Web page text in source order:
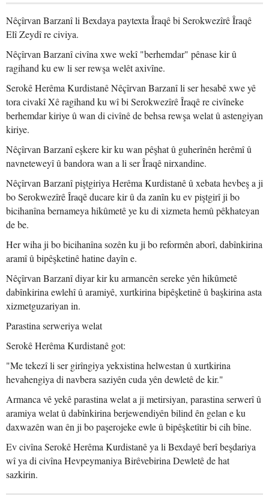
Nêçîrvan Barzanî li Bexdaya paytexta Îraqê bi Serokwezîrê Îraqê
Elî Zeydî re civiya.
Nêçîrvan Barzanî civîna xwe wekî "berhemdar" pênase kir û
ragihand ku ew li ser rewşa welêt axivîne.
Serokê Herêma Kurdistanê Nêçîrvan Barzanî li ser hesabê xwe yê
tora civakî Xê ragihand ku wî bi Serokwezîrê Îraqê re civîneke
berhemdar kiriye û wan di civînê de behsa rewşa welat û astengiyan
kiriye.
Nêçîrvan Barzanî eşkere kir ku wan pêşhat û guherînên herêmî û
navneteweyî û bandora wan a li ser Îraqê nirxandine.
Nêçîrvan Barzanî piştgiriya Herêma Kurdistanê û xebata hevbeş a ji
bo Serokwezîrê Îraqê ducare kir û da zanîn ku ev piştgirî ji bo
bicihanîna bernameya hikûmetê ye ku di xizmeta hemû pêkhateyan
de be.
Her wiha ji bo bicihanîna sozên ku ji bo reformên aborî, dabînkirina
aramî û bipêşketinê hatine dayîn e.
Nêçîrvan Barzanî diyar kir ku armancên sereke yên hikûmetê
dabînkirina ewlehî û aramiyê, xurtkirina bipêşketinê û başkirina asta
xizmetguzariyan in.
Parastina serweriya welat
Serokê Herêma Kurdistanê got:
"Me tekezî li ser girîngiya yekxistina helwestan û xurtkirina
hevahengiya di navbera saziyên cuda yên dewletê de kir."
Armanca vê yekê parastina welat a ji metirsiyan, parastina serwerî û
aramiya welat û dabînkirina berjewendiyên bilind ên gelan e ku
daxwazên wan ên ji bo paşerojeke ewle û bipêşketîtir bi cih bîne.
Ev civîna Serokê Herêma Kurdistanê ya li Bexdayê berî beşdariya
wî ya di civîna Hevpeymaniya Birêvebirina Dewletê de hat
sazkirin.